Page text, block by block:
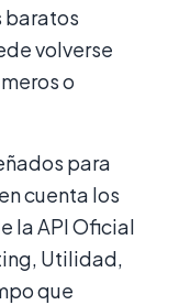
baratos
volverse
o
para
cuenta los
la API Oficial
Utilidad,
que